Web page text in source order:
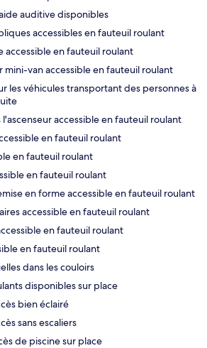
auditive disponibles
accessibles en fauteuil roulant
accessible en fauteuil roulant
mini-van accessible en fauteuil roulant
les véhicules transportant des personnes à
l'ascenseur accessible en fauteuil roulant
en fauteuil roulant
en fauteuil roulant
en fauteuil roulant
en forme accessible en fauteuil roulant
accessible en fauteuil roulant
en fauteuil roulant
en fauteuil roulant
dans les couloirs
disponibles sur place
bien éclairé
sans escaliers
de piscine sur place